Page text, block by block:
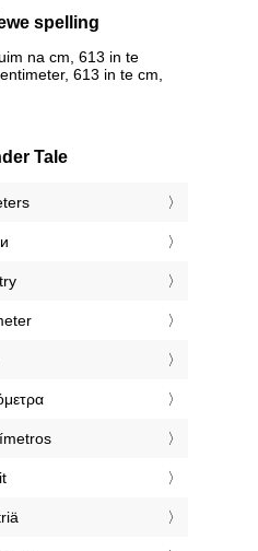
spelling
na cm, 613 in te
613 in te cm,
Tale